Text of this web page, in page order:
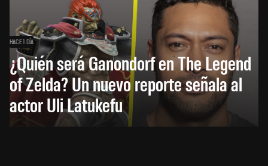
HACE 1 DÍA
¿Quién será Ganondorf en The Legend
of Zelda? Un nuevo reporte señala al
actor Uli Latukefu